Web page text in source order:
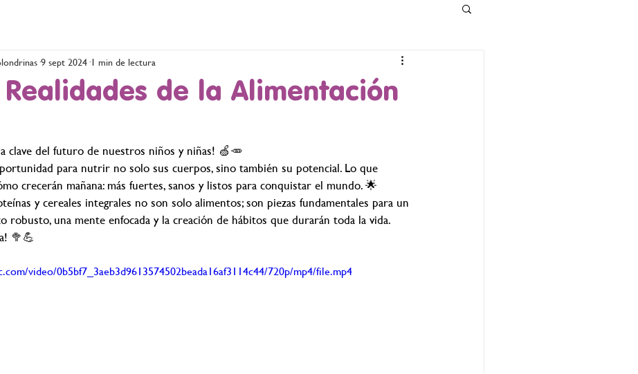
de la Alimentación
9 sept 2024 1 min de lectura
clave del futuro de nuestros niños y niñas! 🍏🥕
para nutrir no solo sus cuerpos, sino también su potencial. Lo que
crecerán mañana: más fuertes, sanos y listos para conquistar el mundo. 🌟
y cereales integrales no son solo alimentos; son piezas fundamentales para un
robusto, una mente enfocada y la creación de hábitos que durarán toda la vida.
🥦💪
video/0b5bf7_3aeb3d9613574502beada16af3114c44/720p/mp4/file.mp4